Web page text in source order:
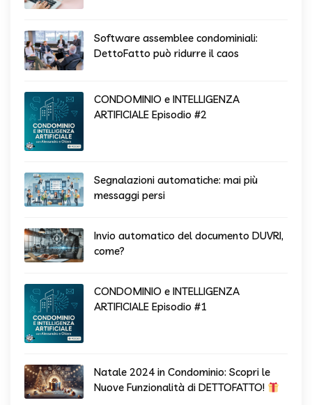
Software assemblee condominiali:
DettoFatto può ridurre il caos
CONDOMINIO e INTELLIGENZA
ARTIFICIALE Episodio #2
Segnalazioni automatiche: mai più
messaggi persi
Invio automatico del documento DUVRI,
come?
CONDOMINIO e INTELLIGENZA
ARTIFICIALE Episodio #1
Natale 2024 in Condominio: Scopri le
Nuove Funzionalità di DETTOFATTO!